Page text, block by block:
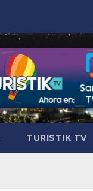
TURISTIK TV